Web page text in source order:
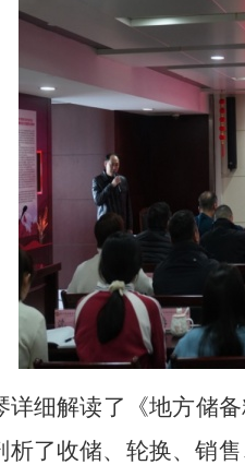
详细解读了《地方储
了收储、轮换、销